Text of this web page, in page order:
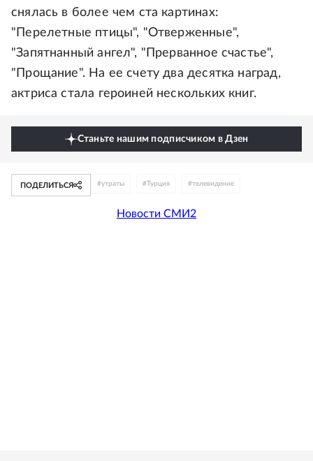
снялась в более чем ста картинах:
"Перелетные птицы", "Отверженные",
"Запятнанный ангел", "Прерванное счастье",
"Прощание". На ее счету два десятка наград,
актриса стала героиней нескольких книг.
Станьте нашим подписчиком в Дзен
ПОДЕЛИТЬСЯ #утраты #Турция #телевидение
Новости СМИ2